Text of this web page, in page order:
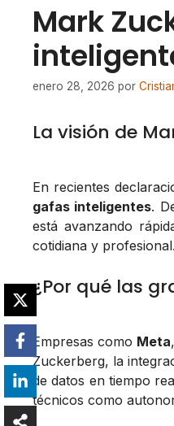
Mark
enero 28, 2026 por
La visión de
En recientes
gafas inteligentes.
está avanzando
cotidiana y profesional.
¿Por qué las
Empresas como Meta,
Zuckerberg, la
de datos en tiempo
técnicos como